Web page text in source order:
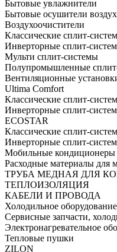
Бытовые увлажнители
Бытовые осушители
Воздухоочистители
Классические сплит-
Инверторные сплит-
Мульти сплит-системы
Полупромышленные
Вентиляционные
Ultima Comfort
Классические сплит-
Инверторные сплит-
ECOSTAR
Классические сплит-
Инверторные сплит-
Мобильные кондиционеры
Расходные материалы для
ТРУБА МЕДНАЯ ДЛЯ
ТЕПЛОИЗОЛЯЦИЯ
КАБЕЛИ И ПРОВОДА
Холодильное оборудование
Сервисные запчасти,
Электронагревательное
Тепловые пушки
ZILON